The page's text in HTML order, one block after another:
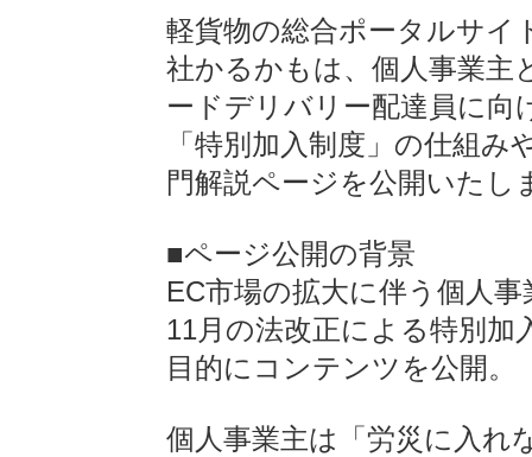
軽貨物の総合ポータルサイ
社かるかもは、個人事業主
ードデリバリー配達員に向
「特別加入制度」の仕組
門解説ページを公開いたし
■ページ公開の背景
EC市場の拡大に伴う個人
11月の法改正による特別加
目的にコンテンツを公開。
個人事業主は「労災に入れ